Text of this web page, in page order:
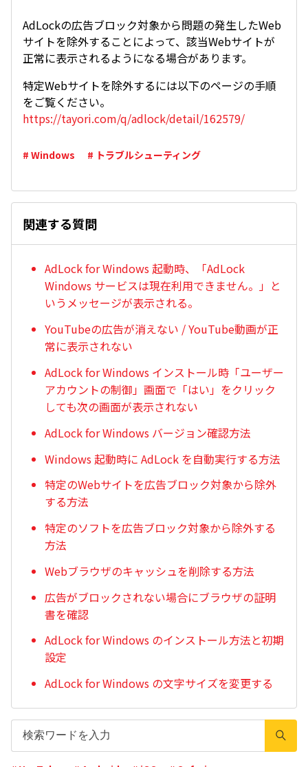
AdLockの広告ブロック対象から問題の発生したWeb
サイトを除外することによって、該当Webサイトが
正常に表示されるようになる場合があります。
特定Webサイトを除外するには以下のページの手順
をご覧ください。
https://tayori.com/q/adlock/detail/162579/
# Windows # トラブルシューティング
関連する質問
AdLock for Windows 起動時、「AdLock
Windows サービスは現在利用できません。」と
いうメッセージが表示される。
YouTubeの広告が消えない / YouTube動画が正
常に表示されない
AdLock for Windows インストール時「ユーザー
アカウントの制御」画面で「はい」をクリック
しても次の画面が表示されない
AdLock for Windows バージョン確認方法
Windows 起動時に AdLock を自動実行する方法
特定のWebサイトを広告ブロック対象から除外
する方法
特定のソフトを広告ブロック対象から除外する
方法
Webブラウザのキャッシュを削除する方法
広告がブロックされない場合にブラウザの証明
書を確認
AdLock for Windows のインストール方法と初期
設定
AdLock for Windows の文字サイズを変更する